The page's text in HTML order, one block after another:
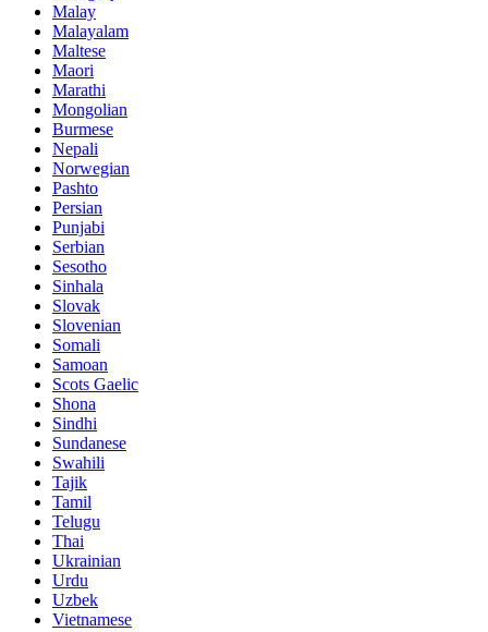
Malay
Malayalam
Maltese
Maori
Marathi
Mongolian
Burmese
Nepali
Norwegian
Pashto
Persian
Punjabi
Serbian
Sesotho
Sinhala
Slovak
Slovenian
Somali
Samoan
Scots Gaelic
Shona
Sindhi
Sundanese
Swahili
Tajik
Tamil
Telugu
Thai
Ukrainian
Urdu
Uzbek
Vietnamese